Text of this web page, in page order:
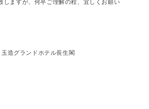
造グランドホテル長生閣